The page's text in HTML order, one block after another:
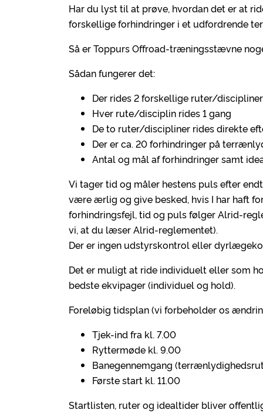
Har du lyst til at prøve, hvordan det er at
forskellige forhindringer i et udfordrende
Så er Toppurs Offroad-træningsstævne
Sådan fungerer det:
Der rides 2 forskellige ruter/
Hver rute/disciplin rides 1 gang
De to ruter/discipliner rides direkte
Der er ca. 20 forhindringer på
Antal og mål af forhindringer samt
Vi tager tid og måler hestens puls efter
være ærlig og give besked, hvis I har haft
forhindringsfejl, tid og puls følger Alrid-
vi, at du læser Alrid-reglementet).
Der er ingen udstyrskontrol eller
Det er muligt at ride individuelt eller som
bedste ekvipager (individuel og hold).
Foreløbig tidsplan (vi forbeholder os
Tjek-ind fra kl. 7.00
Ryttermøde kl. 9.00
Banegennemgang
Første start kl. 11.00
Startlisten, ruter og idealtider bliver